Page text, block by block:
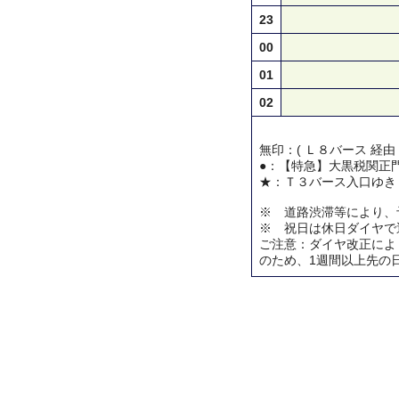
23
00
01
02
無印：( Ｌ８バース 経
●：【特急】大黒税関正
★：Ｔ３バース入口ゆき
※ 道路渋滞等により、
※ 祝日は休日ダイヤで
ご注意：ダイヤ改正に
のため、1週間以上先の